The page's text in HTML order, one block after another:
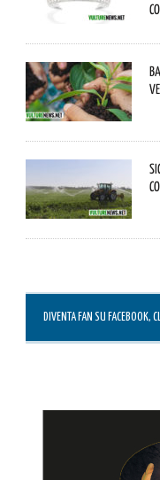
DIVENTA FAN SU FACEBOOK,